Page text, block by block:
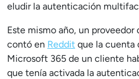
eludir la autenticación
Este mismo año, un proveedor
contó en Reddit que la cuenta
Microsoft 365 de un cliente
que tenía activada la